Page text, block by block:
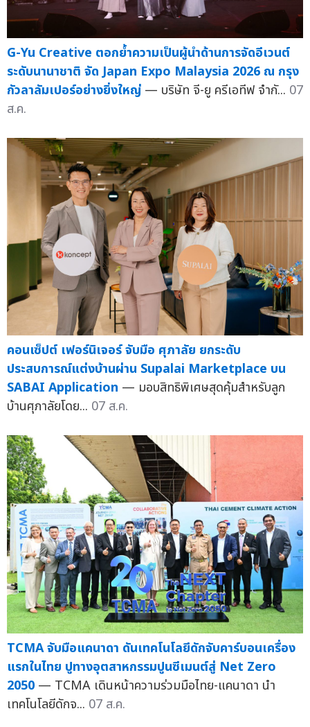
G-Yu Creative ตอกย้ำความเป็นผู้นำด้านการจัดอีเวนต์
ระดับนานาชาติ จัด Japan Expo Malaysia 2026 ณ กรุง
กัวลาลัมเปอร์อย่างยิ่งใหญ่ — บริษัท จี-ยู ครีเอทีฟ จำกั... 07
ส.ค.
คอนเซ็ปต์ เฟอร์นิเจอร์ จับมือ ศุภาลัย ยกระดับ
ประสบการณ์แต่งบ้านผ่าน Supalai Marketplace บน
SABAI Application — มอบสิทธิพิเศษสุดคุ้มสำหรับลูก
บ้านศุภาลัยโดย... 07 ส.ค.
TCMA จับมือแคนาดา ดันเทคโนโลยีดักจับคาร์บอนเครื่อง
แรกในไทย ปูทางอุตสาหกรรมปูนซีเมนต์สู่ Net Zero
2050 — TCMA เดินหน้าความร่วมมือไทย-แคนาดา นำ
เทคโนโลยีดักจ... 07 ส.ค.